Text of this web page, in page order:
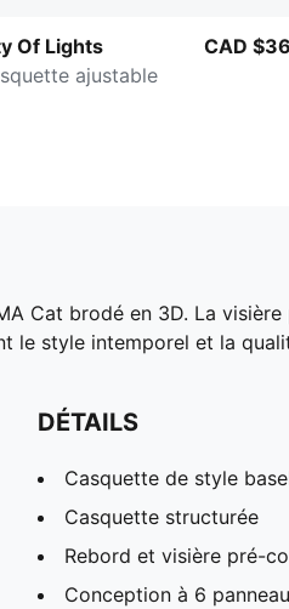
Of Lights
ajustable
CAD
Cat brodé en 3D. La
le style intemporel et la
DÉTAILS
Casquette de style
Casquette structurée
Rebord et visière pré-
Conception à 6